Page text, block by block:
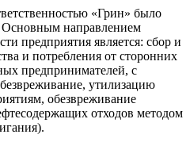
«Грин» было
Основным направлением
предприятия является: сбор и
и потребления от сторонних
предпринимателей, с
утилизацию
обезвреживание
отходов методом